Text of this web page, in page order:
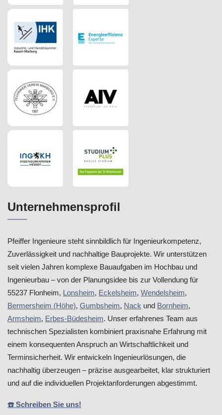
Unternehmensprofil
Pfeiffer Ingenieure steht sinnbildlich für Ingenieurkompetenz,
Zuverlässigkeit und nachhaltige Bauprojekte. Wir unterstützen
seit vielen Jahren komplexe Bauaufgaben im Hochbau und
Ingenieurbau – von der Planungsidee bis zur Vollendung für
55237 Flonheim, Lonsheim, Eckelsheim, Wendelsheim,
Bermersheim (Höhe), Gumbsheim, Nack und Bornheim,
Armsheim, Erbes-Büdesheim. Unser erfahrenes Team aus
technischen Spezialisten kombiniert praxisnahe Erfahrung mit
einem konsequenten Anspruch an Wirtschaftlichkeit und
Terminsicherheit. Wir entwickeln Ingenieurlösungen, die
nachhaltig überzeugen – präzise ausgearbeitet, klar strukturiert
und auf die individuellen Projektanforderungen abgestimmt.
☎️ Schreiben Sie uns!